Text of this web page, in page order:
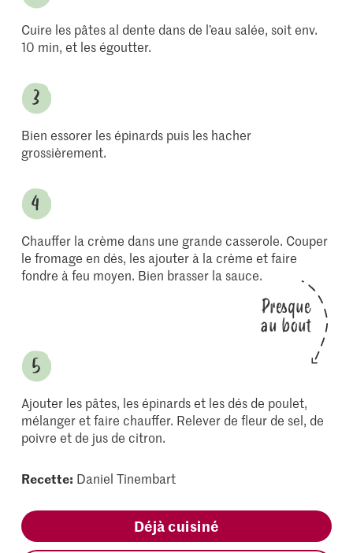
Cuire les pâtes al dente dans de l’eau salée, soit env.
10 min, et les égoutter.
Bien essorer les épinards puis les hacher
grossièrement.
Chauffer la crème dans une grande casserole. Couper
le fromage en dés, les ajouter à la crème et faire
fondre à feu moyen. Bien brasser la sauce.
Presque
au bout
Ajouter les pâtes, les épinards et les dés de poulet,
mélanger et faire chauffer. Relever de fleur de sel, de
poivre et de jus de citron.
Recette: Daniel Tinembart
Déjà cuisiné